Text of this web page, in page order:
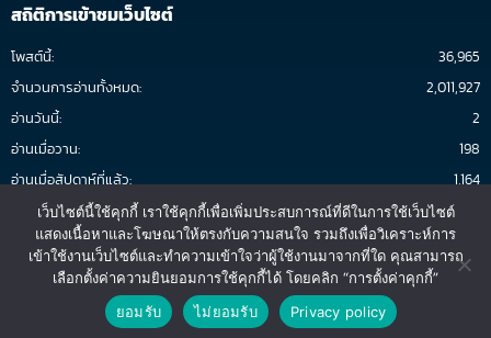
สถิติการเข้าชมเว็บไซต์
โพสต์นี้:
36,965
จำนวนการอ่านทั้งหมด:
2,011,927
อ่านวันนี้:
2
อ่านเมื่อวาน:
198
อ่านเมื่อสัปดาห์ที่แล้ว:
1,164
อ่านต่อเดือน:
1,932
ทั้งหมด:
1,176,442
05-มกราคม-61
เว็บไซต์นี้ใช้คุกกี้ เราใช้คุกกี้เพื่อเพิ่มประสบการณ์ที่ดีในการใช้เว็บไซต์
แสดงเนื้อหาและโฆษณาให้ตรงกับความสนใจ รวมถึงเพื่อวิเคราะห์การ
เข้าใช้งานเว็บไซต์และทำความเข้าใจว่าผู้ใช้งานมาจากที่ใด คุณสามารถ
เลือกตั้งค่าความยินยอมการใช้คุกกี้ได้ โดยคลิก “การตั้งค่าคุกกี้”
ยอมรับ
ไม่ยอมรับ Privacy policy
ติดต่อสอบถาม
3